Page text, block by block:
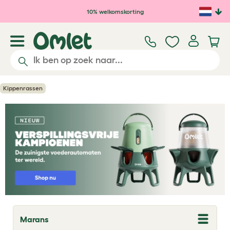
Ga naar de hoofdinhoud
10% welkomskorting
Kippenrassen
Marans
T